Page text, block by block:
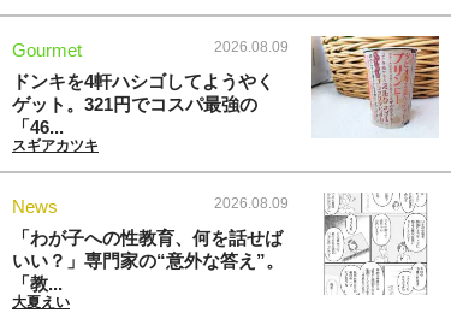
Gourmet 2026.08.09
ドンキを4軒ハシゴしてようやく
ゲット。321円でコスパ最強の
「46...
スギアカツキ
News 2026.08.09
「わが子への性教育、何を話せば
いい？」専門家の“意外な答え”。
「教...
大夏えい